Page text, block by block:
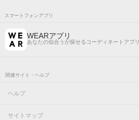
スマートフォンアプリ
WEARアプリ
あなたの似合うが探せるコーディネートアプリ
関連サイト・ヘルプ
ヘルプ
サイトマップ